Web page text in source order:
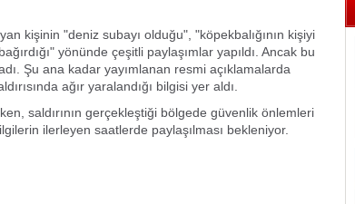
kişinin "deniz subayı olduğu", "köpekbalığının kişiyi
yönünde çeşitli paylaşımlar yapıldı. Ancak bu
Şu ana kadar yayımlanan resmi açıklamalarda
ağır yaralandığı bilgisi yer aldı.
saldırının gerçekleştiği bölgede güvenlik önlemleri
ilerleyen saatlerde paylaşılması bekleniyor.